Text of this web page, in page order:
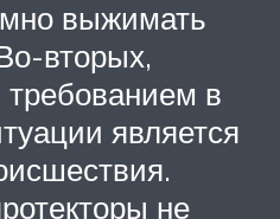
выжимать
вторых,
в
является
не